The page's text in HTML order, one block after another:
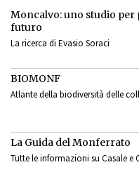
Moncalvo: uno studio
futuro
La ricerca di Evasio Soraci
BIOMONF
Atlante della biodiversità delle
La Guida del Monferrato
Tutte le informazioni su Casale e